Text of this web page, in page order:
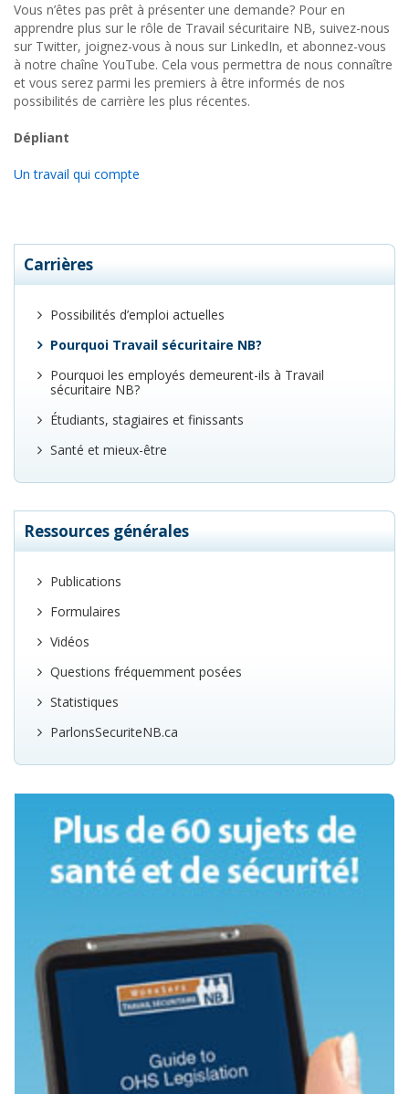
Vous n’êtes pas prêt à présenter une demande? Pour en
apprendre plus sur le rôle de Travail sécuritaire NB, suivez-nous
sur Twitter, joignez-vous à nous sur LinkedIn, et abonnez-vous
à notre chaîne YouTube. Cela vous permettra de nous connaître
et vous serez parmi les premiers à être informés de nos
possibilités de carrière les plus récentes.
Dépliant
Un travail qui compte
Carrières
Possibilités d’emploi actuelles
Pourquoi Travail sécuritaire NB?
Pourquoi les employés demeurent-ils à Travail
sécuritaire NB?
Étudiants, stagiaires et finissants
Santé et mieux-être
Ressources générales
Publications
Formulaires
Vidéos
Questions fréquemment posées
Statistiques
ParlonsSecuriteNB.ca